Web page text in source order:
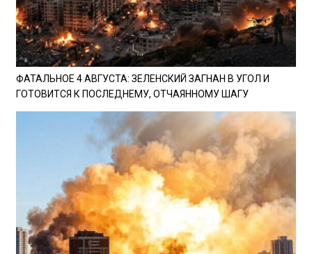
ФАТАЛЬНОЕ 4 АВГУСТА: ЗЕЛЕНСКИЙ ЗАГНАН В УГОЛ И
ГОТОВИТСЯ К ПОСЛЕДНЕМУ, ОТЧАЯННОМУ ШАГУ